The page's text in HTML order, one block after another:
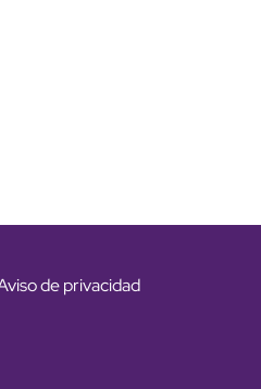
de privacidad